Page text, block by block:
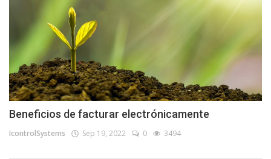
Beneficios de facturar electrónicamente
IcontrolSystems Sep 19, 2022 0 3494